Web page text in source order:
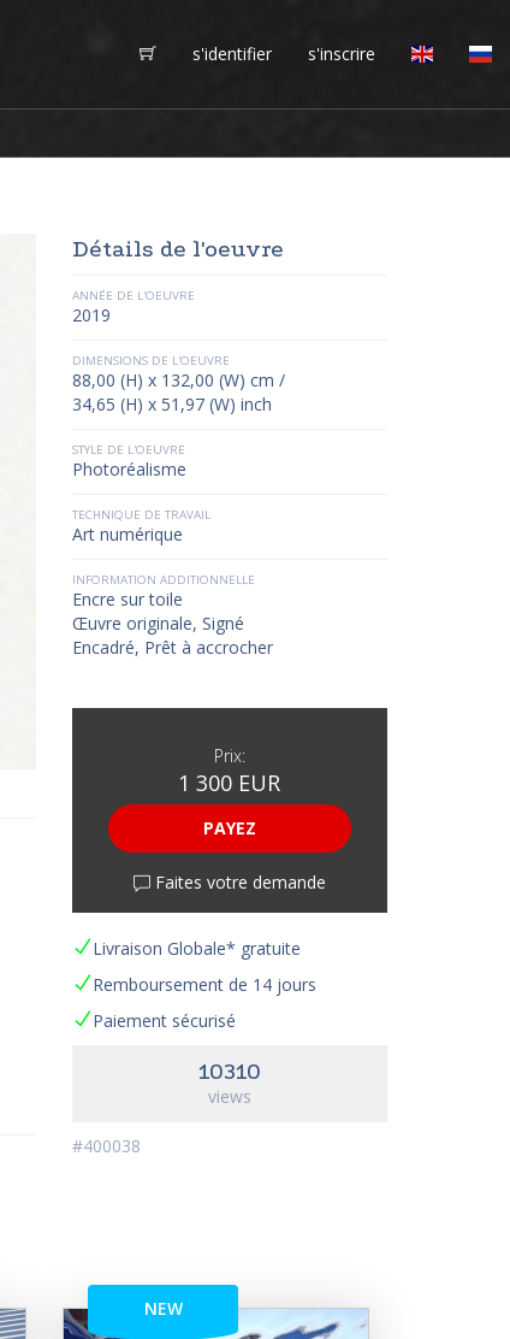
s'identifier s'inscrire
Détails de l'oeuvre
ANNÉE DE L'OEUVRE
2019
DIMENSIONS DE L'OEUVRE
88,00 (H) x 132,00 (W) cm /
34,65 (H) x 51,97 (W) inch
STYLE DE L'OEUVRE
Photoréalisme
TECHNIQUE DE TRAVAIL
Art numérique
INFORMATION ADDITIONNELLE
Encre sur toile
Œuvre originale, Signé
Encadré, Prêt à accrocher
Prix:
1 300 EUR
PAYEZ
Faites votre demande
Livraison Globale* gratuite
Remboursement de 14 jours
Paiement sécurisé
10310
views
#400038
NEW